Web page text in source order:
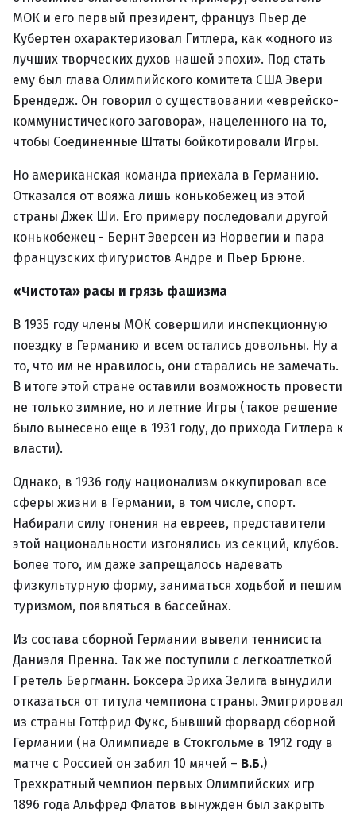
МОК и его первый президент, француз Пьер де
Кубертен охарактеризовал Гитлера, как «одного из
лучших творческих духов нашей эпохи». Под стать
ему был глава Олимпийского комитета США Эвери
Брендедж. Он говорил о существовании «еврейско-
коммунистического заговора», нацеленного на то,
чтобы Соединенные Штаты бойкотировали Игры.
Но американская команда приехала в Германию.
Отказался от вояжа лишь конькобежец из этой
страны Джек Ши. Его примеру последовали другой
конькобежец - Бернт Эверсен из Норвегии и пара
французских фигуристов Андре и Пьер Брюне.
«Чистота» расы и грязь фашизма
В 1935 году члены МОК совершили инспекционную
поездку в Германию и всем остались довольны. Ну а
то, что им не нравилось, они старались не замечать.
В итоге этой стране оставили возможность провести
не только зимние, но и летние Игры (такое решение
было вынесено еще в 1931 году, до прихода Гитлера к
власти).
Однако, в 1936 году национализм оккупировал все
сферы жизни в Германии, в том числе, спорт.
Набирали силу гонения на евреев, представители
этой национальности изгонялись из секций, клубов.
Более того, им даже запрещалось надевать
физкультурную форму, заниматься ходьбой и пешим
туризмом, появляться в бассейнах.
Из состава сборной Германии вывели теннисиста
Даниэля Пренна. Так же поступили с легкоатлеткой
Гретель Бергманн. Боксера Эриха Зелига вынудили
отказаться от титула чемпиона страны. Эмигрировал
из страны Готфрид Фукс, бывший форвард сборной
Германии (на Олимпиаде в Стокгольме в 1912 году в
матче с Россией он забил 10 мячей – В.Б.)
Трехкратный чемпион первых Олимпийских игр
1896 года Альфред Флатов вынужден был закрыть